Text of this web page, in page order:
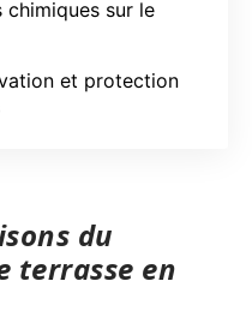
chimiques sur le
et protection
du
terrasse en